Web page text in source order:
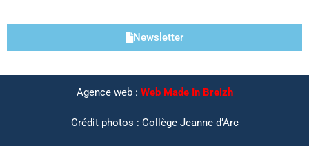
Newsletter
Agence web : Web Made In Breizh
Crédit photos : Collège Jeanne d’Arc